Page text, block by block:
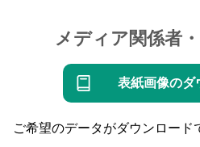
メディア関係者
表紙画像のダ
ご希望のデータがダウンロード